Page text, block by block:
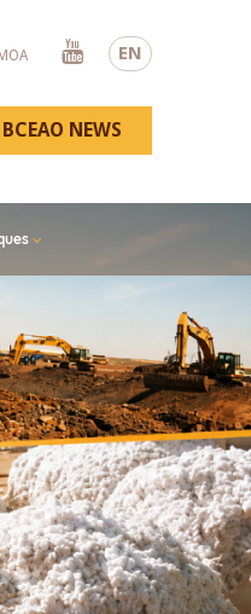
EN
Youtube
BCEAO NEWS